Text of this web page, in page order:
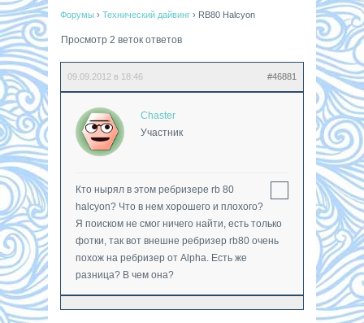
Форумы › Технический дайвинг › RB80 Halcyon
Просмотр 2 веток ответов
09.09.2012 в 18:46 #46881
Chaster
Участник
Кто нырял в этом ребризере rb 80
halcyon? Что в нем хорошего и плохого?
Я поиском не смог ничего найти, есть только
фотки, так вот внешне ребризер rb80 очень
похож на ребризер от Alpha. Есть же
разница? В чем она?